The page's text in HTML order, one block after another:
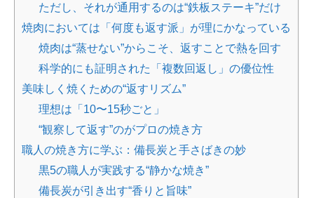
ただし、それが通用するのは“鉄板ステーキ”だけ
焼肉においては「何度も返す派」が理にかなっている
焼肉は“蒸せない”からこそ、返すことで熱を回す
科学的にも証明された「複数回返し」の優位性
美味しく焼くための“返すリズム”
理想は「10〜15秒ごと」
“観察して返す”のがプロの焼き方
職人の焼き方に学ぶ：備長炭と手さばきの妙
黒5の職人が実践する“静かな焼き”
備長炭が引き出す“香りと旨味”